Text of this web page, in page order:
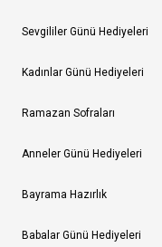
Sevgililer Günü Hediyeleri
Kadınlar Günü Hediyeleri
Ramazan Sofraları
Anneler Günü Hediyeleri
Bayrama Hazırlık
Babalar Günü Hediyeleri